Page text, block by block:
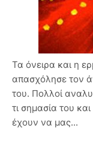
Τα όνειρα και η
απασχόλησε τον
του. Πολλοί
τι σημασία του
έχουν να μας...